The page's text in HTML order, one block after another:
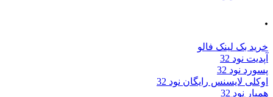
.
خرید بک لینک فالو
آپدیت نود 32
پسورد نود 32
اوکلی لایسنس رایگان نود 32
همیار نود 32